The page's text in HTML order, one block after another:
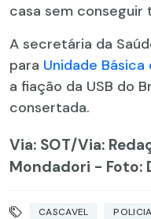
casa sem conseguir
A secretária da
para Unidade
a fiação da USB do
consertada.
Via: SOT/Via:
Mondadori - Foto:
CASCAVEL